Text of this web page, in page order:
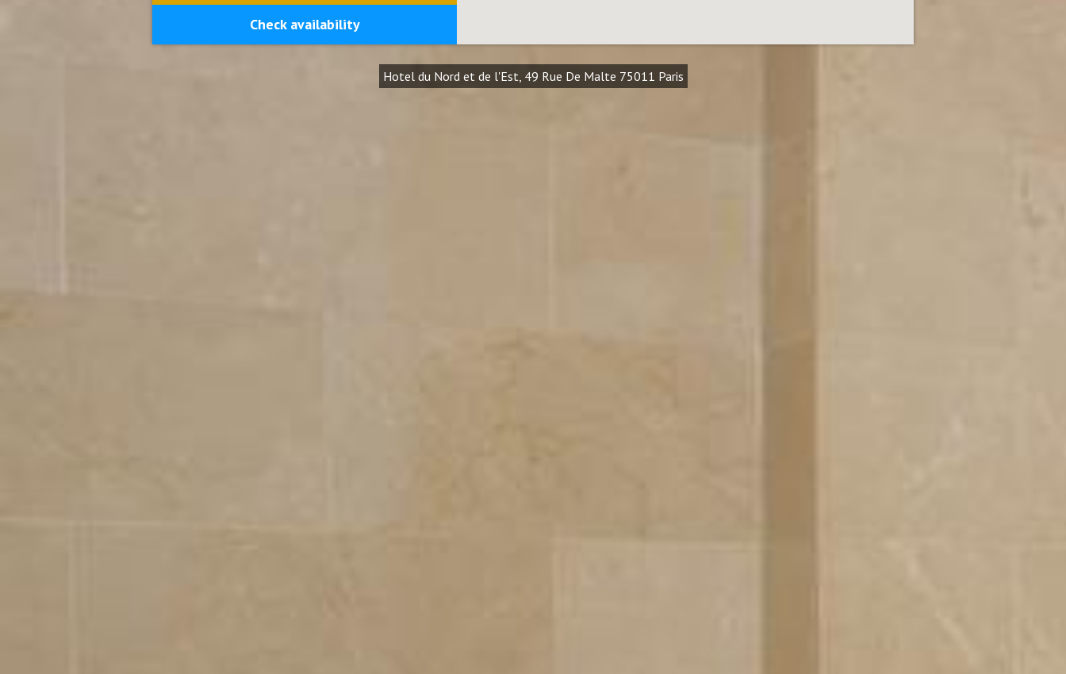
Check availability
Hotel du Nord et de l'Est, 49 Rue De Malte 75011 Paris